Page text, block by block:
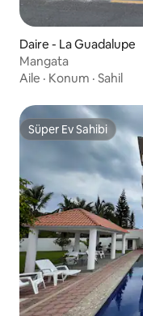
Daire - La Guadalupe
Mangata
Aile · Konum · Sahil
Süper Ev Sahibi
Süper Ev Sahibi